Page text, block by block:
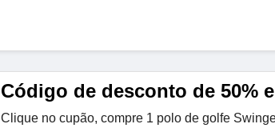
Código de desconto de 50%
Clique no cupão, compre 1 polo de golfe